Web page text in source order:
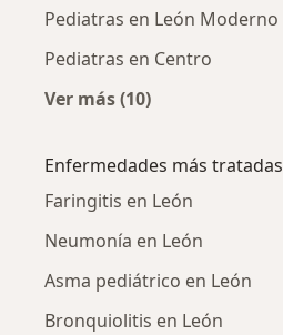
Pediatras en León Moderno
Pediatras en Centro
Ver más (10)
Enfermedades más tratadas
Faringitis en León
Neumonía en León
Asma pediátrico en León
Bronquiolitis en León